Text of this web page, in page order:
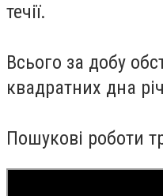
течії.
Всього за добу
квадратних дна
Пошукові роботи